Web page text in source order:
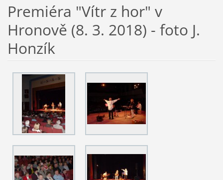
Premiéra "Vítr z hor" v
Hronově (8. 3. 2018) - foto J.
Honzík